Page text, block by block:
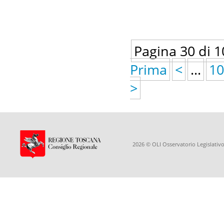
Pagina 30 di
Prima < ... 10
>
2026 © OLI Osservatorio